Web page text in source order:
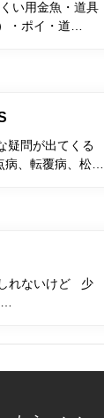
い用金魚・道具
・ポイ・道…
疑問が出てくる
病、転覆病、松…
れないけど 少
…